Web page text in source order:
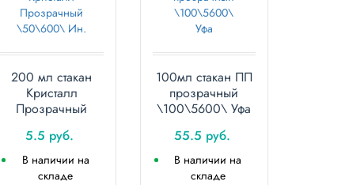
200 мл стакан
Кристалл
Прозрачный
5.5 руб.
В наличии на
складе
100мл стакан ПП
прозрачный
\100\5600\ Уфа
55.5 руб.
В наличии на
складе